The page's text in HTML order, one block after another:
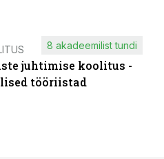
juhtimise koolitus -
tööriistad
8 akadeemilist tundi